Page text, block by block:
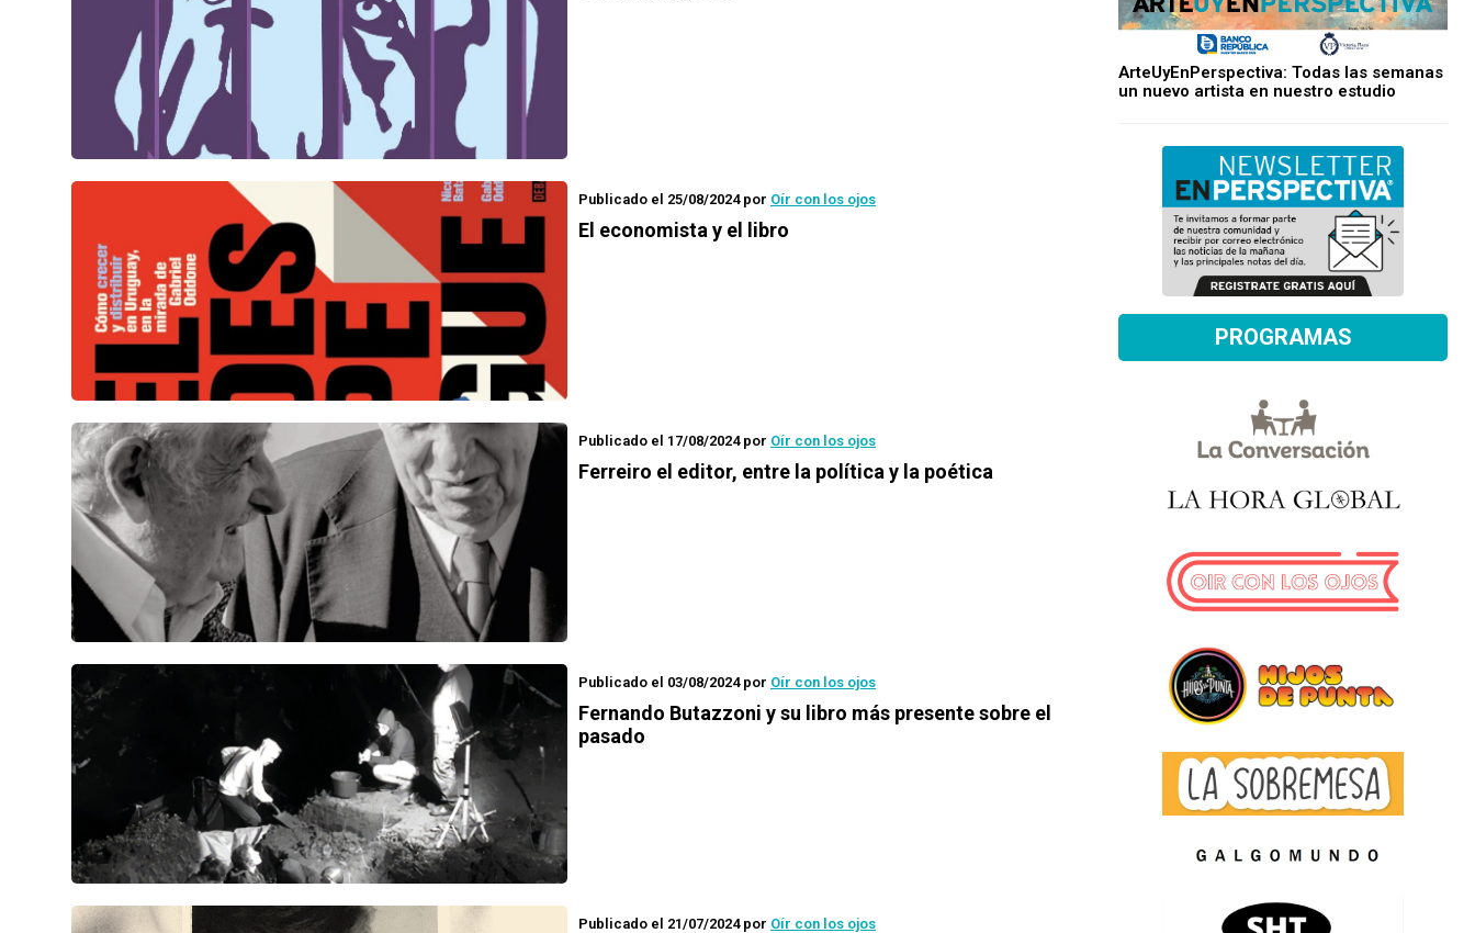
Publicado el 25/08/2024por Oír con los ojos
El economista y el libro
Publicado el 17/08/2024por Oír con los ojos
Ferreiro el editor, entre la política y la poética
Publicado el 03/08/2024por Oír con los ojos
Fernando Butazzoni y su libro más presente sobre el
pasado
Publicado el 21/07/2024por Oír con los ojos
ArteUyEnPerspectiva: Todas las semanas
un nuevo artista en nuestro estudio
PROGRAMAS